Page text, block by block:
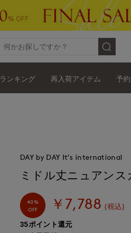
ランキング 再入荷アイテム 予
DAY by DAY It's international
ミドル丈ニュアン
40%
OFF
￥7,788 (税込)
35ポイント還元